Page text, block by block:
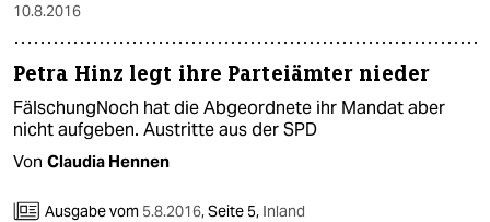
10.8.2016
Petra Hinz legt ihre Parteiämter nieder
FälschungNoch hat die Abgeordnete ihr Mandat aber
nicht aufgeben. Austritte aus der SPD
Von Claudia Hennen
Ausgabe vom 5.8.2016,Seite 5, Inland